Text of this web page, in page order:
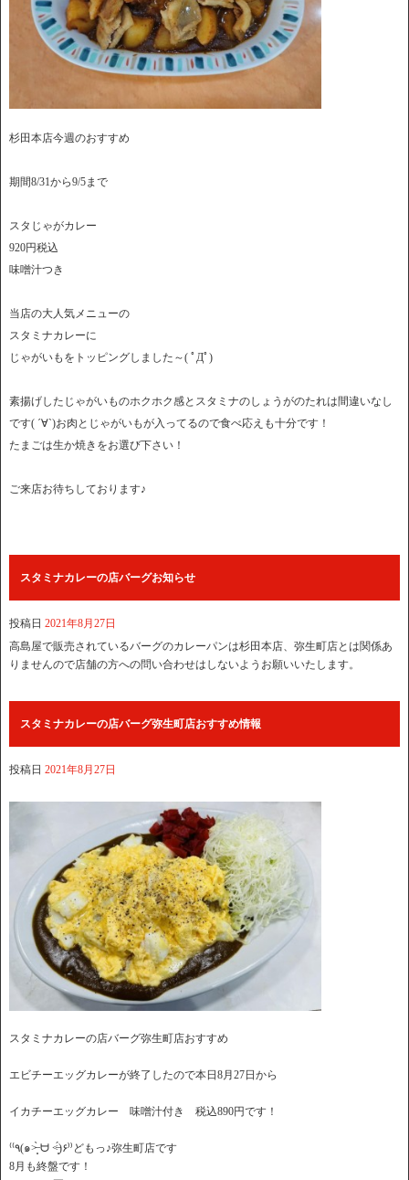
杉田本店今週のおすすめ
期間8/31から9/5まで
スタじゃがカレー
920円税込
味噌汁つき
当店の大人気メニューの
スタミナカレーに
じゃがいもをトッピングしました～( ﾟДﾟ)
素揚げしたじゃがいものホクホク感とスタミナのしょうがのたれは間違いなし
です( ´∀`)お肉とじゃがいもが入ってるので食べ応えも十分です！
たまごは生か焼きをお選び下さい！
ご来店お待ちしております♪
スタミナカレーの店バーグお知らせ
投稿日 2021年8月27日
高島屋で販売されているバーグのカレーパンは杉田本店、弥生町店とは関係あ
りませんので店舗の方への問い合わせはしないようお願いいたします。
スタミナカレーの店バーグ弥生町店おすすめ情報
投稿日 2021年8月27日
スタミナカレーの店バーグ弥生町店おすすめ
エビチーエッグカレーが終了したので本日8月27日から
イカチーエッグカレー 味噌汁付き 税込890円です！
⁽⁽٩(๑˃̶͈̀ ᗨ ˂̶͈́)۶⁾⁾どもっ♪弥生町店です
8月も終盤です！